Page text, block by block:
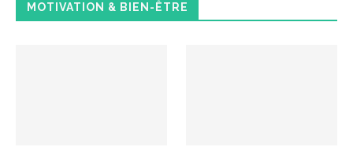
MOTIVATION & BIEN-ÊTRE